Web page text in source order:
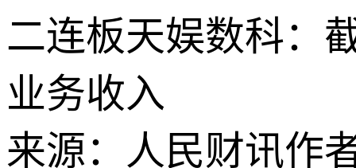
二连板天娱数科：
业务收入
来源：人民财讯作